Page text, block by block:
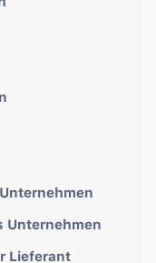
Unternehmen
Lieferant